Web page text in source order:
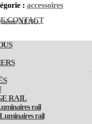
CONTACT
RAIL
rail
rail
: accessoires
XENO.